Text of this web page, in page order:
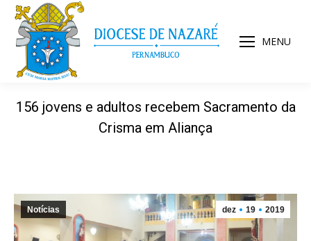
MENU
156 jovens e adultos recebem Sacramento da
Crisma em Aliança
dez 19 2019
Notícias